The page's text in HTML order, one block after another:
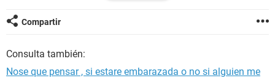
ayudaaaa
Compartir
Consulta también:
Nose que pensar , si estare embarazada o no si alguien me